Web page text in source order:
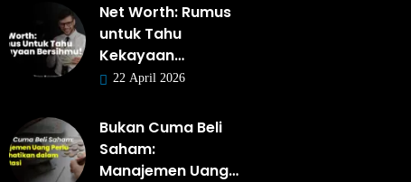
Net Worth: Rumus
untuk Tahu
Kekayaan…
22 April 2026
Bukan Cuma Beli
Saham:
Manajemen Uang…